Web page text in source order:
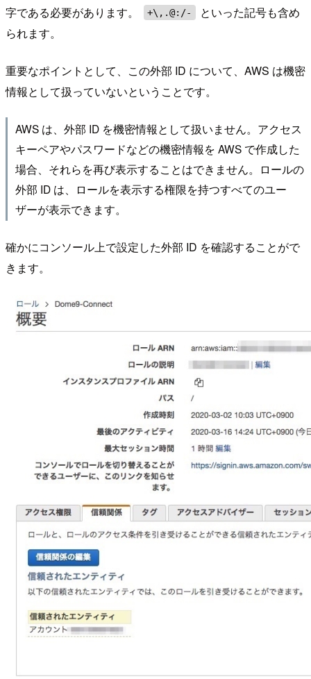
字である必要があります。
+\,.@:/-
といった記号も含め
られます。
重要なポイントとして、この外部 ID について、AWS は機密
情報として扱っていないということです。
AWS は、外部 ID を機密情報として扱いません。アクセス
キーペアやパスワードなどの機密情報を AWS で作成した
場合、それらを再び表示することはできません。ロールの
外部 ID は、ロールを表示する権限を持つすべてのユー
ザーが表示できます。
確かにコンソール上で設定した外部 ID を確認することがで
きます。